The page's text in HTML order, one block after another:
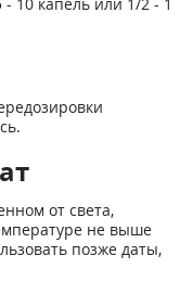
от света,
не выше
позже даты,